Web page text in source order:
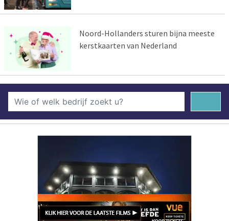
Noord-Hollanders sturen bijna meeste
kerstkaarten van Nederland